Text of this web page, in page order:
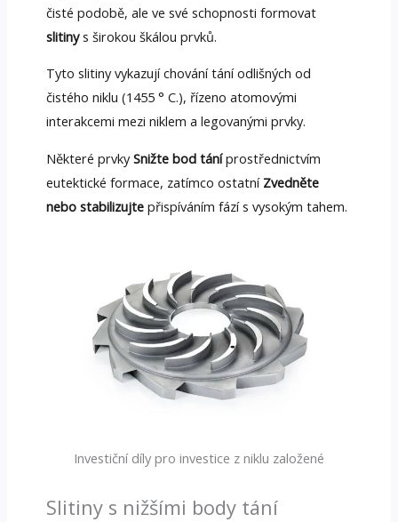
čisté podobě, ale ve své schopnosti formovat
slitinys širokou škálou prvků.
Tyto slitiny vykazují chování tání odlišných od
čistého niklu (1455 ° C.), řízeno atomovými
interakcemi mezi niklem a legovanými prvky.
Některé prvkySnižte bod táníprostřednictvím
eutektické formace, zatímco ostatní Zvedněte
nebo stabilizujtepřispíváním fází s vysokým tahem.
Investiční díly pro investice z niklu založené
Slitiny s nižšími body tání